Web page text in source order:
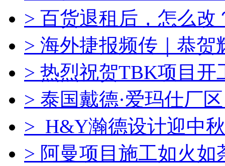
> 百货退租后，怎么改
> 海外捷报频传｜恭贺
> 热烈祝贺TBK项目开
> 泰国戴德·爱玛仕厂
> H&Y瀚德设计迎中
> 阿曼项目施工如火